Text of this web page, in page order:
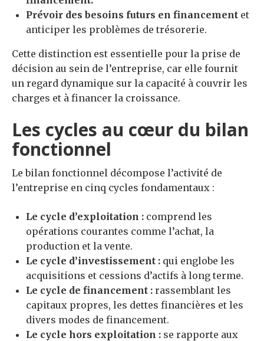
Prévoir des besoins futurs en financement et
anticiper les problèmes de trésorerie.
Cette distinction est essentielle pour la prise de
décision au sein de l’entreprise, car elle fournit
un regard dynamique sur la capacité à couvrir les
charges et à financer la croissance.
Les cycles au cœur du bilan
fonctionnel
Le bilan fonctionnel décompose l’activité de
l’entreprise en cinq cycles fondamentaux :
Le cycle d’exploitation : comprend les
opérations courantes comme l’achat, la
production et la vente.
Le cycle d’investissement : qui englobe les
acquisitions et cessions d’actifs à long terme.
Le cycle de financement : rassemblant les
capitaux propres, les dettes financières et les
divers modes de financement.
Le cycle hors exploitation : se rapporte aux